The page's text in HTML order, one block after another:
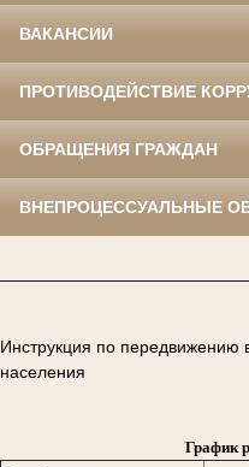
ВАКАНСИИ
ПРОТИВОДЕЙСТВИЕ
ОБРАЩЕНИЯ ГРАЖДАН
ВНЕПРОЦЕССУАЛЬНЫЕ
Инструкция по передвижению
населения
График